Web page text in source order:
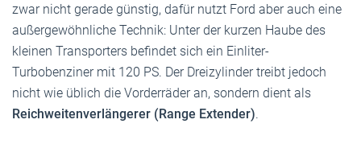
zwar nicht gerade günstig, dafür nutzt Ford aber auch eine
außergewöhnliche Technik: Unter der kurzen Haube des
kleinen Transporters befindet sich ein Einliter-
Turbobenziner mit 120 PS. Der Dreizylinder treibt jedoch
nicht wie üblich die Vorderräder an, sondern dient als
Reichweitenverlängerer (Range Extender).